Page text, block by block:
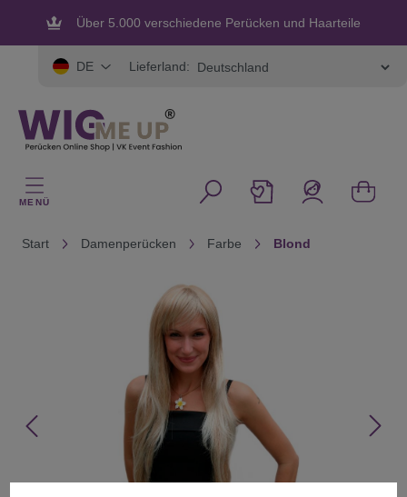
springenÜber 5.000 verschiedene Perücken und Haarteile
Flexible und sichere Zahlung
DE Lieferland:
MENÜ
Start Damenperücken Farbe Blond